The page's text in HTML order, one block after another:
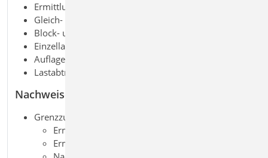
Ermittlung der Eigenlast (automatisch)
Gleich- und Deckenlasten
Block- und Trapezlasten
Einzellasten und -momente
Auflagerverschiebung
Lastabtrag von aufliegenden Bauteilen
Nachweise
Grenzzustand der Tragfähigkeit, EC 2
Ermittlung der Längsbewehrung
Ermittlung der Querkraftbewehrung